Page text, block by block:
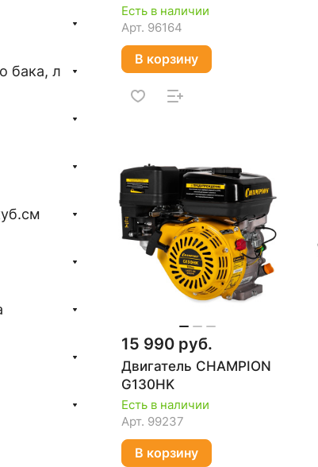
Есть в наличии
Арт. 96164
В корзину
15 990 руб.
Двигатель CHAMPION
G130HK
Есть в наличии
Арт. 99237
В корзину
бака, л